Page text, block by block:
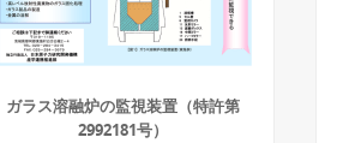
ガラス溶融炉の監視装置（特許第
2992181号）